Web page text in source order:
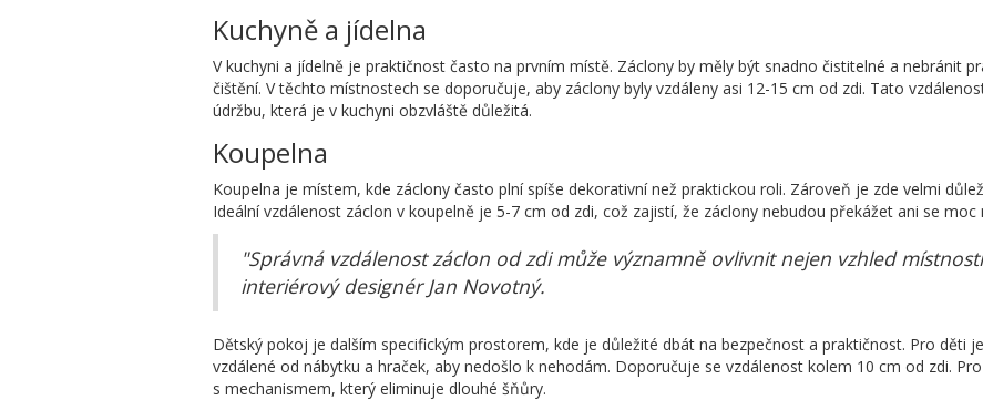
Kuchyně a jídelna
V kuchyni a jídelně je praktičnost často na prvním místě. Záclony by měly být snadno čistitelné a nebránit
čištění. V těchto místnostech se doporučuje, aby záclony byly vzdáleny asi 12-15 cm od zdi. Tato
údržbu, která je v kuchyni obzvláště důležitá.
Koupelna
Koupelna je místem, kde záclony často plní spíše dekorativní než praktickou roli. Zároveň je zde velmi
Ideální vzdálenost záclon v koupelně je 5-7 cm od zdi, což zajistí, že záclony nebudou překážet ani se moc
"Správná vzdálenost záclon od zdi může významně ovlivnit nejen vzhled
interiérový designér Jan Novotný.
Dětský pokoj je dalším specifickým prostorem, kde je důležité dbát na bezpečnost a praktičnost. Pro děti
vzdálené od nábytku a hraček, aby nedošlo k nehodám. Doporučuje se vzdálenost kolem 10 cm od zdi.
s mechanismem, který eliminuje dlouhé šňůry.